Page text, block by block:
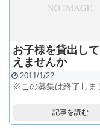
お子様を貸出し
えませんか
2011/1/22
※この募集は終了しま
記事を読む